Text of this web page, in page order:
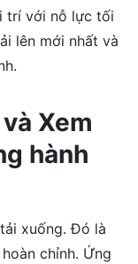
trí với nỗ lực tối
lên mới nhất và
Xem
hành
xuống. Đó là
chỉnh. Ứng